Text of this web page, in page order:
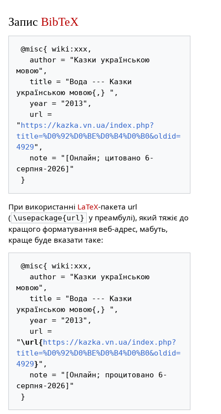
Запис BibTeX
@misc{ wiki:xxx,
мовою",
українською мовою{,} ",
" https://kazka.vn.ua/index.php?
title=%D0%92%D0%BE%D0%B4%D0%B0&oldid=
4929",
серпня-2026]"
При використанні LaTeX-пакета url
( \usepackage{url} у преамбулі), який тяжіє до
кращого форматування веб-адрес, мабуть,
краще буде вказати таке:
@misc{ wiki:xxx,
мовою",
українською мовою{,} ",
"\url{https://kazka.vn.ua/index.php?
title=%D0%92%D0%BE%D0%B4%D0%B0&oldid=
4929}",
серпня-2026]"